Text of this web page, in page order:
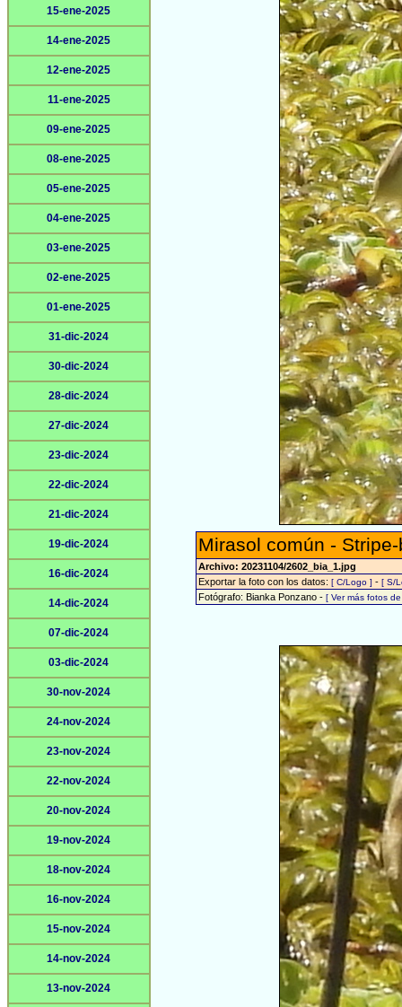
15-ene-2025
14-ene-2025
12-ene-2025
11-ene-2025
09-ene-2025
08-ene-2025
05-ene-2025
04-ene-2025
03-ene-2025
02-ene-2025
01-ene-2025
31-dic-2024
30-dic-2024
28-dic-2024
27-dic-2024
23-dic-2024
22-dic-2024
21-dic-2024
19-dic-2024
16-dic-2024
14-dic-2024
07-dic-2024
03-dic-2024
30-nov-2024
24-nov-2024
23-nov-2024
22-nov-2024
20-nov-2024
19-nov-2024
18-nov-2024
16-nov-2024
15-nov-2024
14-nov-2024
13-nov-2024
Mirasol común -
Archivo: 20231104/2602_bia_1.jpg
Exportar la foto con los datos: [ C/Logo ] - [ S/
Fotógrafo: Bianka Ponzano - [ Ver más fotos